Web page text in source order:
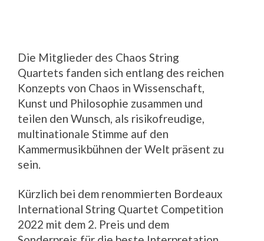
Die Mitglieder des Chaos String
Quartets fanden sich entlang des reichen
Konzepts von Chaos in Wissenschaft,
Kunst und Philosophie zusammen und
teilen den Wunsch, als risikofreudige,
multinationale Stimme auf den
Kammermusikbühnen der Welt präsent zu
sein.
Kürzlich bei dem renommierten Bordeaux
International String Quartet Competition
2022 mit dem 2. Preis und dem